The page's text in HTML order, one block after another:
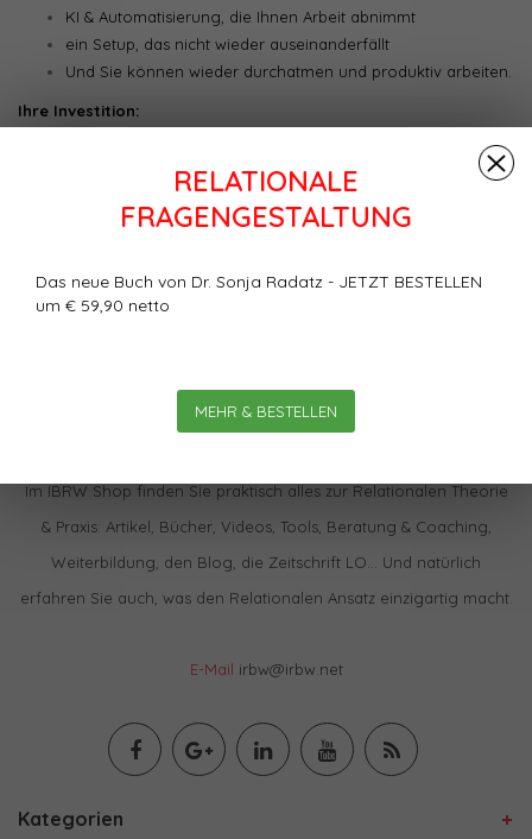
RELATIONALE
FRAGENGESTALTUNG
Das neue Buch von Dr. Sonja Radatz - JETZT BESTELLEN
um € 59,90 netto
MEHR & BESTELLEN
KI & Automatisierung, die Ihnen Arbeit abnimmt
ein Setup, das nicht wieder auseinanderfällt
Und Sie können wieder durchatmen und produktiv arbeiten.
Ihre Investition:
Im IBRW Shop finden Sie praktisch alles zur Relationalen Theorie
& Praxis: Artikel, Bücher, Videos, Tools, Beratung & Coaching,
Weiterbildung, den Blog, die Zeitschrift LO… Und natürlich
erfahren Sie auch, was den Relationalen Ansatz einzigartig macht.
E-Mail irbw@irbw.net
Kategorien